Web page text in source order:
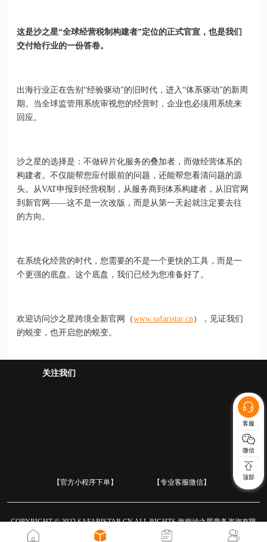
这是沙之星“全球经营税制构建者”定位的正式官宣，也是我们
交付给行业的一份答卷。
出海行业正在告别“经验驱动”的旧时代，进入“体系驱动”的新周
期。当全球监管用系统审视您的经营时，企业也必须用系统来
回应。
沙之星的选择是：不做碎片化服务的叠加者，而做经营体系的
构建者。不仅能帮您应付眼前的问题，还能帮您看清问题的源
头。从VAT申报到经营税制，从服务商到体系构建者，从旧官网
到新官网——这不是一次改版，而是从第一天起就注定要去往
的方向。
在系统化经营的时代，您需要的不是一个更快的工具，而是一
个更强的底盘。这个底盘，我们已经为您准备好了。
欢迎访问沙之星跨境全新官网（www.safaristar.cn），见证我们
的蜕变，也开启您的蜕变。
关注我们
【官方小程序下单】 【专业客服微信】
COPYRIGHT © 2022 SAFARISTAR.CN ALL RIGHTS 海南沙之星商务咨询有限
公司 琼ICP备2022009499号
客服
微信
顶部